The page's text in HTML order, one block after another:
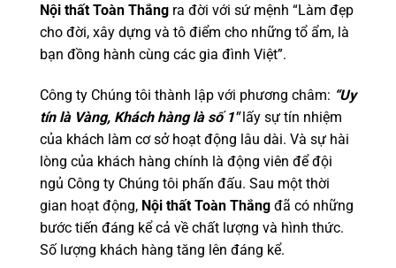
Nội thất Toàn Thắng ra đời với sứ mệnh “Làm đẹp
cho đời, xây dựng và tô điểm cho những tổ ẩm, là
bạn đồng hành cùng các gia đình Việt”.
Công ty Chúng tôi thành lập với phương châm: “Uy
tín là Vàng, Khách hàng là số 1″lấy sự tín nhiệm
của khách làm cơ sở hoạt động lâu dài. Và sự hài
lòng của khách hàng chính là động viên để đội
ngủ Công ty Chúng tôi phấn đấu. Sau một thời
gian hoạt động, Nội thất Toàn Thắng đã có những
bước tiến đáng kể cả về chất lượng và hình thức.
Số lượng khách hàng tăng lên đáng kể.